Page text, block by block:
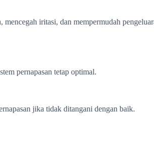
iritasi, dan mempermudah
pernapasan tetap optimal.
jika tidak ditangani dengan baik.